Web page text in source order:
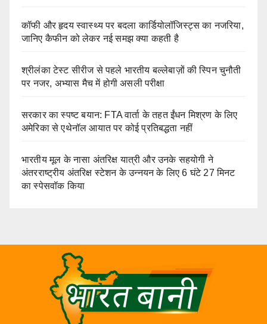
कॉफी और हृदय स्वास्थ्य पर बदला कार्डियोलॉजिस्ट्स का नजरिया,
जानिए कैफीन को लेकर नई समझ क्या कहती है
श्रीलंका टेस्ट सीरीज से पहले भारतीय बल्लेबाज़ों की स्पिन चुनौती
पर नजर, अभ्यास मैच में होगी असली परीक्षा
सरकार का स्पष्ट बयान: FTA वार्ता के तहत ईंधन मिश्रण के लिए
अमेरिका से एथेनॉल आयात पर कोई प्रतिबद्धता नहीं
भारतीय मूल के नासा अंतरिक्ष यात्री और उनके सहयोगी ने
अंतरराष्ट्रीय अंतरिक्ष स्टेशन के उन्नयन के लिए 6 घंटे 27 मिनट
का स्पेसवॉक किया